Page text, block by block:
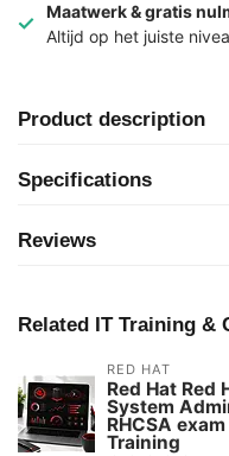
Maatwerk & gratis
Altijd op het juiste
Product description
Specifications
Reviews
Related IT Training &
RED HAT
Red Hat Red
System
RHCSA
Training